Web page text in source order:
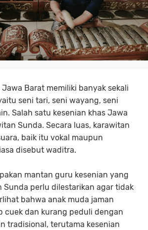
Jawa Barat memiliki banyak sekali
seni tari, seni wayang, seni
Salah satu kesenian khas Jawa
Sunda. Secara luas, karawitan
baik itu vokal maupun
disebut waditra.
mantan guru kesenian yang
Sunda perlu dilestarikan agar tidak
bahwa anak muda jaman
cuek dan kurang peduli dengan
tradisional, terutama kesenian